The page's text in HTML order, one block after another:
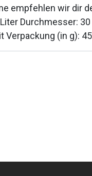
empfehlen wir dir
Durchmesser: 30
Verpackung (in g):